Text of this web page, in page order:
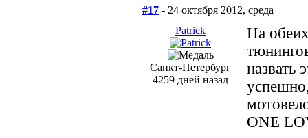
#17 - 24 октября 2012, среда
Patrick
Санкт-Петербург
4259 дней назад
На
назвать
ONE